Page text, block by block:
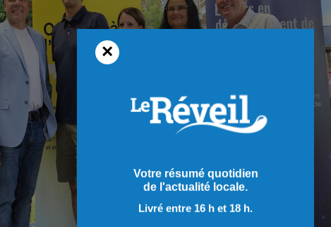
×
Votre résumé quotidien
de l'actualité locale.
Livré entre 16 h et 18 h.